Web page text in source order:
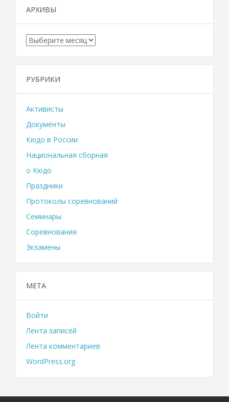
АРХИВЫ
Архивы
РУБРИКИ
Активисты
Документы
Кюдо в России
Национальная сборная
о Кюдо
Праздники
Протоколы соревнований
Семинары
Соревнования
Экзамены
МЕТА
Войти
Лента записей
Лента комментариев
WordPress.org